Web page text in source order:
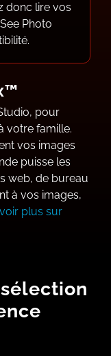
donc lire vos
Photo
pour
votre famille.
vos images
puisse les
web, de bureau
à vos images,
plus sur